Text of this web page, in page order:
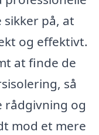
på, at
og effektivt.
at finde de
så
rådgivning og
mod et mere